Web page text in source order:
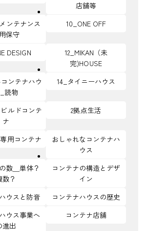
店舗等
ンテナンス
保守
10_ONE OFF
DESIGN
12_MIKAN（未
完)HOUSE
ンテナハウ
読物
14_タイニーハウス
ルドコンテ
ナ
2拠点生活
用コンテナ
おしゃれなコンテナハ
ウス
数＿単体？
数？
コンテナの構造とデザ
イン
ウスと防音
コンテナハウスの歴史
ウス事業へ
進出
コンテナ店舗